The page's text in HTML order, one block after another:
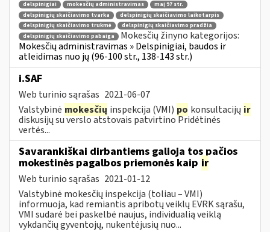
delspinigiai mokesčių administravimas
maį 97 str.
delspinigių skaičiavimo tvarka
delspinigių skaičiavimo laikotarpis
delspinigių skaičiavimo trukmė
delspinigių skaičiavimo pradžia
delspinigių skaičiavimo pabaiga
Mokesčių žinyno kategorijos:
Mokesčių administravimas » Delspinigiai, baudos ir
atleidimas nuo jų (96-100 str., 138-143 str.)
i.SAF
Web turinio sąrašas 2021-06-07
Valstybinė mokesčių inspekcija (VMI) po konsultacijų ir
diskusijų su verslo atstovais patvirtino Pridėtinės
vertės...
Savarankiškai dirbantiems galioja tos pačios
mokestinės pagalbos priemonės kaip ir
Web turinio sąrašas 2021-01-12
Valstybinė mokesčių inspekcija (toliau – VMI)
informuoja, kad remiantis apribotų veiklų EVRK sąrašu,
VMI sudarė bei paskelbė naujus, individualią veiklą
vykdančių gyventojų, nukentėjusių nuo...